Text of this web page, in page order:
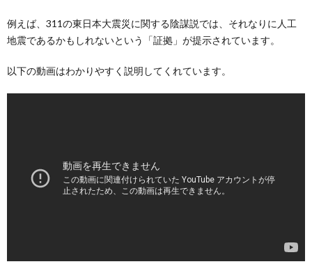
例えば、311の東日本大震災に関する陰謀説では、それなりに人工
地震であるかもしれないという「証拠」が提示されています。
以下の動画はわかりやすく説明してくれています。